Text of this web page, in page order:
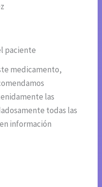
paciente
medicamento,
las
todas las
información